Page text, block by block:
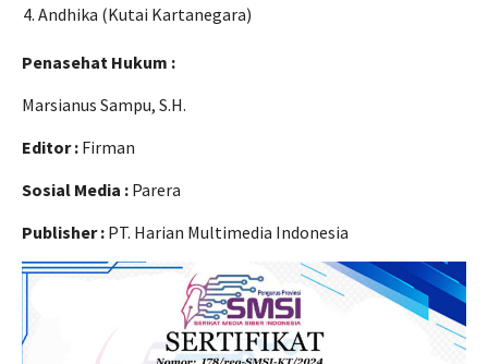
Andhika (Kutai Kartanegara)
Penasehat Hukum :
Marsianus Sampu, S.H.
Editor : Firman
Sosial Media : Parera
Publisher : PT. Harian Multimedia Indonesia